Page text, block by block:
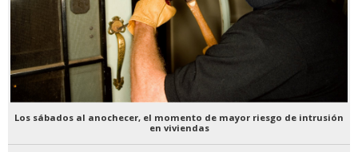
Los sábados al anochecer, el momento de mayor riesgo de intrusión
en viviendas